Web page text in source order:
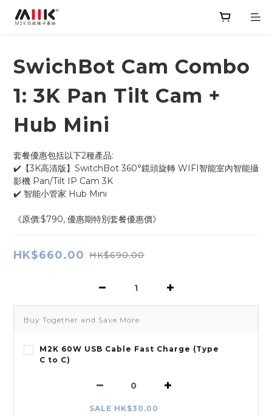
SwichBot Cam Combo
1: 3K Pan Tilt Cam +
Hub Mini
套餐優惠包括以下2種產品:
✔️【3K高清版】SwitchBot 360°鏡頭旋轉 WIFI智能室內智能攝
影機 Pan/Tilt IP Cam 3K
✔️ 智能小管家 Hub Mini
《原價:$790, 優惠期特別套餐優惠價》
HK$660.00 HK$690.00
Buy Together and Save More
M2K 60W USB Cable Fast Charge (Type
C to C)
SALE HK$30.00